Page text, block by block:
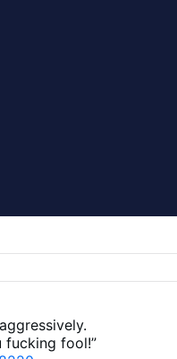
fucking fool!”